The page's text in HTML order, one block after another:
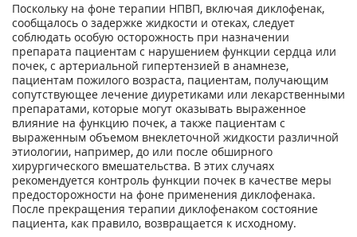
Поскольку на фоне терапии НПВП, включая диклофенак,
сообщалось о задержке жидкости и отеках, следует
соблюдать особую осторожность при назначении
препарата пациентам с нарушением функции сердца или
почек, с артериальной гипертензией в анамнезе,
пациентам пожилого возраста, пациентам, получающим
сопутствующее лечение диуретиками или лекарственными
препаратами, которые могут оказывать выраженное
влияние на функцию почек, а также пациентам с
выраженным объемом внеклеточной жидкости различной
этиологии, например, до или после обширного
хирургического вмешательства. В этих случаях
рекомендуется контроль функции почек в качестве меры
предосторожности на фоне применения диклофенака.
После прекращения терапии диклофенаком состояние
пациента, как правило, возвращается к исходному.